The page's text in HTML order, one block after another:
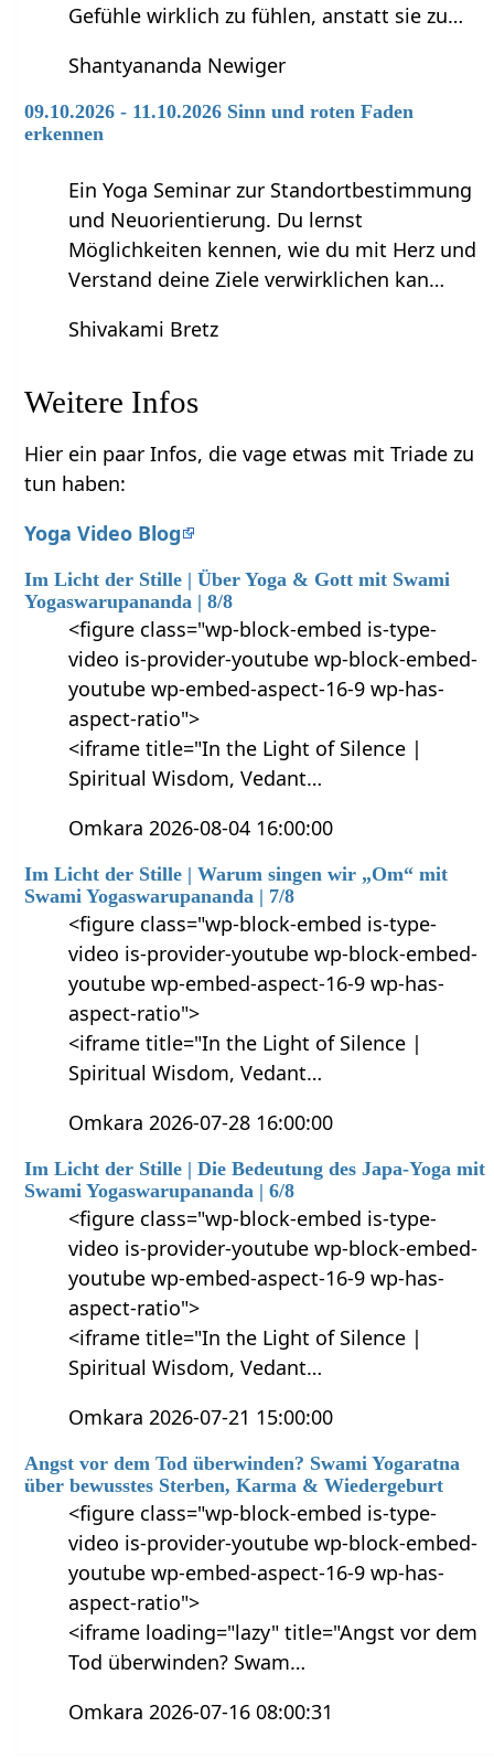
Gefühle wirklich zu fühlen, anstatt sie zu…
Shantyananda Newiger
09.10.2026 - 11.10.2026 Sinn und roten Faden
erkennen
Ein Yoga Seminar zur Standortbestimmung
und Neuorientierung. Du lernst
Möglichkeiten kennen, wie du mit Herz und
Verstand deine Ziele verwirklichen kan…
Shivakami Bretz
Weitere Infos
Hier ein paar Infos, die vage etwas mit Triade zu
tun haben:
Yoga Video Blog
Im Licht der Stille | Über Yoga & Gott mit Swami
Yogaswarupananda | 8/8
<figure class="wp-block-embed is-type-
video is-provider-youtube wp-block-embed-
youtube wp-embed-aspect-16-9 wp-has-
aspect-ratio">
<iframe title="In the Light of Silence |
Spiritual Wisdom, Vedant…
Omkara 2026-08-04 16:00:00
Im Licht der Stille | Warum singen wir „Om“ mit
Swami Yogaswarupananda | 7/8
<figure class="wp-block-embed is-type-
video is-provider-youtube wp-block-embed-
youtube wp-embed-aspect-16-9 wp-has-
aspect-ratio">
<iframe title="In the Light of Silence |
Spiritual Wisdom, Vedant…
Omkara 2026-07-28 16:00:00
Im Licht der Stille | Die Bedeutung des Japa-Yoga mit
Swami Yogaswarupananda | 6/8
<figure class="wp-block-embed is-type-
video is-provider-youtube wp-block-embed-
youtube wp-embed-aspect-16-9 wp-has-
aspect-ratio">
<iframe title="In the Light of Silence |
Spiritual Wisdom, Vedant…
Omkara 2026-07-21 15:00:00
Angst vor dem Tod überwinden? Swami Yogaratna
über bewusstes Sterben, Karma & Wiedergeburt
<figure class="wp-block-embed is-type-
video is-provider-youtube wp-block-embed-
youtube wp-embed-aspect-16-9 wp-has-
aspect-ratio">
<iframe loading="lazy" title="Angst vor dem
Tod überwinden? Swam…
Omkara 2026-07-16 08:00:31